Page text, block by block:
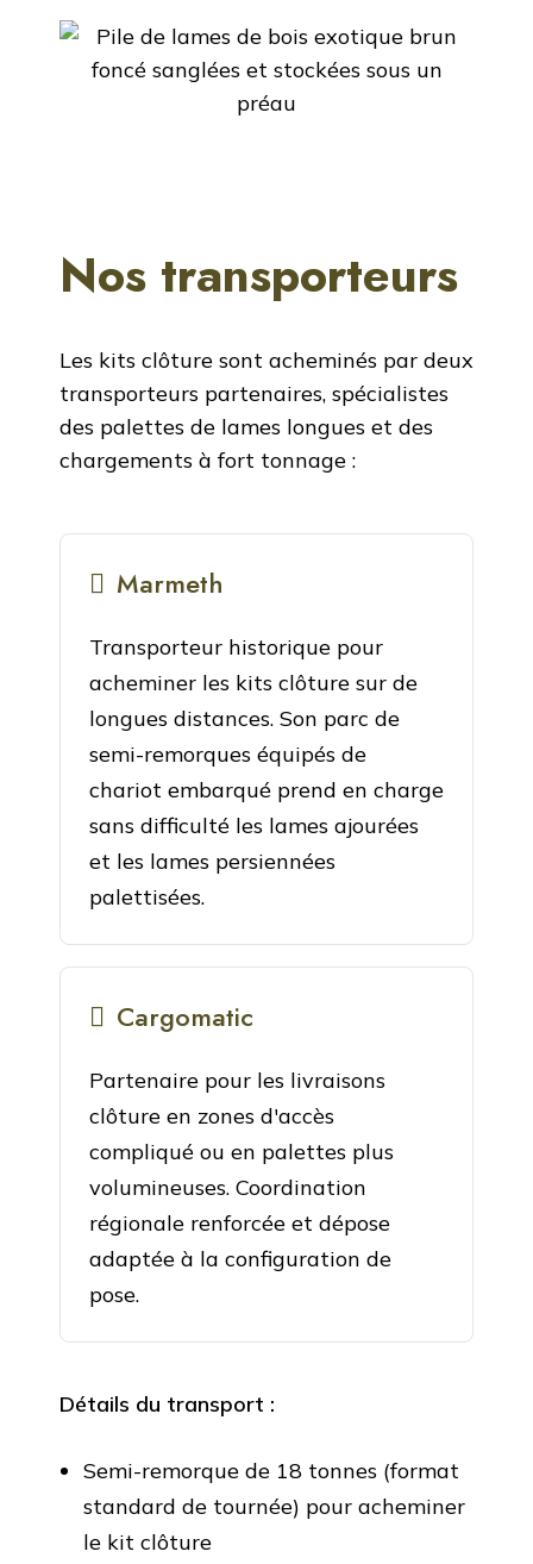
Nos transporteurs
Les kits clôture sont acheminés par deux
transporteurs partenaires, spécialistes
des palettes de lames longues et des
chargements à fort tonnage :
Marmeth
Transporteur historique pour
acheminer les kits clôture sur de
longues distances. Son parc de
semi-remorques équipés de
chariot embarqué prend en charge
sans difficulté les lames ajourées
et les lames persiennées
palettisées.
Cargomatic
Partenaire pour les livraisons
clôture en zones d'accès
compliqué ou en palettes plus
volumineuses. Coordination
régionale renforcée et dépose
adaptée à la configuration de
pose.
Détails du transport :
Semi-remorque de 18 tonnes (format
standard de tournée) pour acheminer
le kit clôture